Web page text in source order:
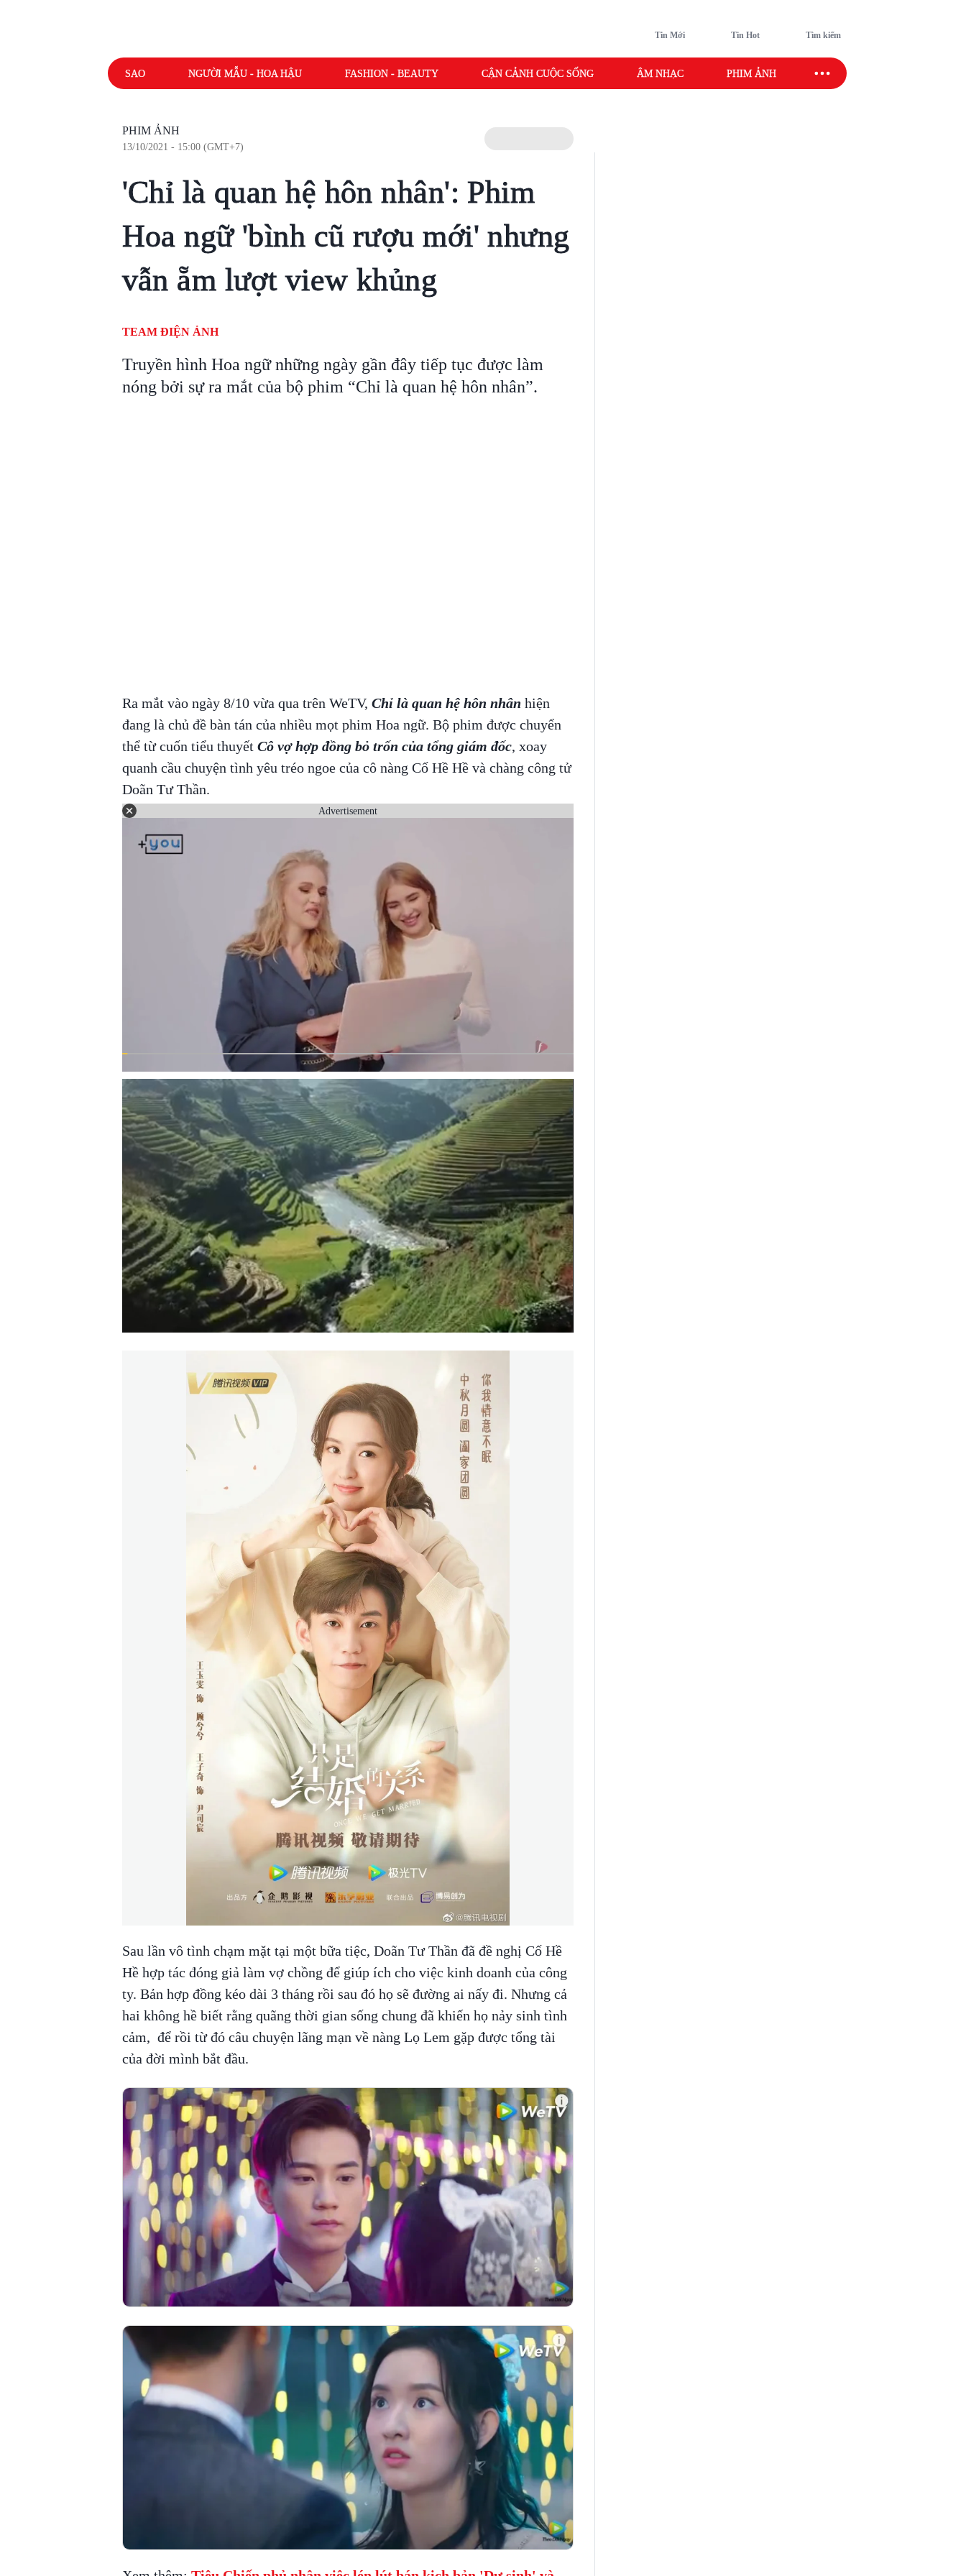
Tin Mới Tin Hot Tìm kiếm
SAO NGƯỜI MẪU - HOA HẬU FASHION - BEAUTY CẬN CẢNH CUỘC SỐNG ÂM NHẠC PHIM ẢNH SAO SPORT
PHIM ẢNH
13/10/2021 - 15:00 (GMT+7)
'Chỉ là quan hệ hôn nhân': Phim
Hoa ngữ 'bình cũ rượu mới' nhưng
vẫn ẵm lượt view khủng
TEAM ĐIỆN ẢNH
Truyền hình Hoa ngữ những ngày gần đây tiếp tục được làm
nóng bởi sự ra mắt của bộ phim “Chỉ là quan hệ hôn nhân”.
Ra mắt vào ngày 8/10 vừa qua trên WeTV, Chỉ là quan hệ hôn nhân hiện
đang là chủ đề bàn tán của nhiều mọt phim Hoa ngữ. Bộ phim được chuyển
thể từ cuốn tiểu thuyết Cô vợ hợp đồng bỏ trốn của tổng giám đốc, xoay
quanh cầu chuyện tình yêu tréo ngoe của cô nàng Cố Hề Hề và chàng công tử
Doãn Tư Thần.
Advertisement
Sau lần vô tình chạm mặt tại một bữa tiệc, Doãn Tư Thần đã đề nghị Cố Hề
Hề hợp tác đóng giả làm vợ chồng để giúp ích cho việc kinh doanh của công
ty. Bản hợp đồng kéo dài 3 tháng rồi sau đó họ sẽ đường ai nấy đi. Nhưng cả
hai không hề biết rằng quãng thời gian sống chung đã khiến họ nảy sinh tình
cảm, để rồi từ đó câu chuyện lãng mạn về nàng Lọ Lem gặp được tổng tài
của đời mình bắt đầu.